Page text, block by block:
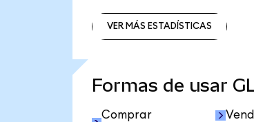
VER MÁS ESTADÍSTICAS
Formas de usar
Comprar